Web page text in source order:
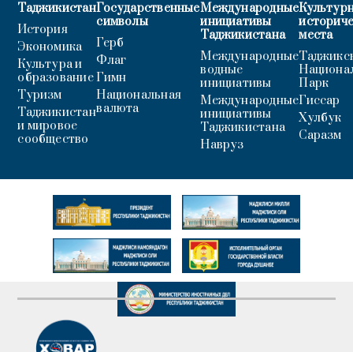
Таджикистан
История
Экономика
Культура и
образование
Туризм
Таджикистан
и мировое
сообщество
Государственные
символы
Герб
Флаг
Гимн
Национальная
валюта
Международные
инициативы
Таджикистана
Международные
водные
инициативы
Международные
инициативы
Таджикистана
Навруз
места
Парк
Гиссар
Хулбук
Саразм